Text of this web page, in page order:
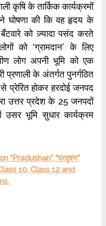
कृषि के तार्किक कार्यक्रमों
घोषणा की कि वह हृदय के
को ज़्यादा पसंद करते
को ‘ग्रामदान’ के लिए
लोग अपनी भूमि को एक
के अंतर्गत पुनर्गठित
होकर हरदोई जनपद
उत्तर प्रदेश के 25 जनपदों
भूमि सुधार कार्यक्रम
“Pradushan”, “प्रदुषण”
10, Class 12 and